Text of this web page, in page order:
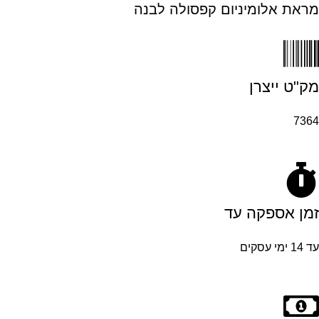
מראת אלומיניום קפסולה לבנה
מק"ט ייצרן
7364
זמן אספקה עד
עד 14 ימי עסקים